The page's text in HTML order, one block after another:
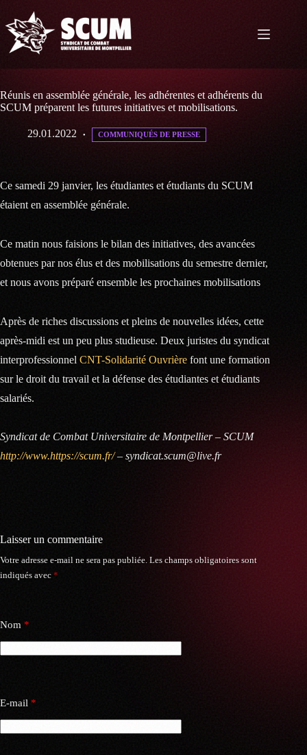
contenu
Réunis en assemblée générale, les adhérentes et adhérents du
SCUM préparent les futures initiatives et mobilisations.
29.01.2022 COMMUNIQUÉS DE PRESSE
Ce samedi 29 janvier, les étudiantes et étudiants du SCUM
étaient en assemblée générale.
Ce matin nous faisions le bilan des initiatives, des avancées
obtenues par nos élus et des mobilisations du semestre dernier,
et nous avons préparé ensemble les prochaines mobilisations
Après de riches discussions et pleins de nouvelles idées, cette
après-midi est un peu plus studieuse. Deux juristes du syndicat
interprofessionnel CNT-Solidarité Ouvrière font une formation
sur le droit du travail et la défense des étudiantes et étudiants
salariés.
Syndicat de Combat Universitaire de Montpellier – SCUM
http://www.https://scum.fr/– syndicat.scum@live.fr
Laisser un commentaire
Votre adresse e-mail ne sera pas publiée. Les champs obligatoires sont
indiqués avec *
Nom *
E-mail *